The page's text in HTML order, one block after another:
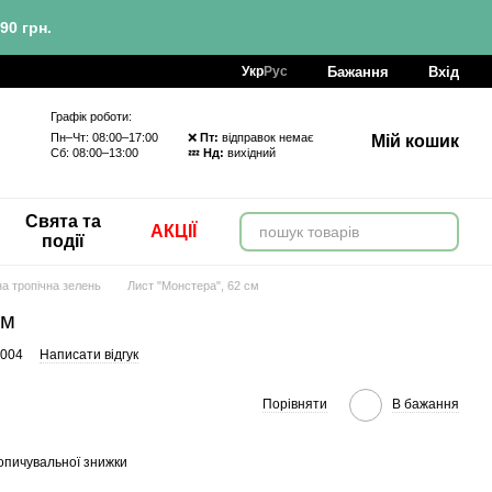
грн.
УкрРус Бажання Вхід
Графік роботи:
Пн–Чт: 08:00–17:00 ❌ Пт: відправок немає
Сб: 08:00–13:00 💤 Нд: вихідний
Мій кошик
Свята та
події
АКЦІЇ
тропічна зелень Лист "Монстера", 62 см
Написати відгук
Порівняти В бажання
знижки